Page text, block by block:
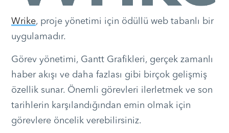
Wrike, proje yönetimi için ödüllü web tabanlı bir
uygulamadır.
Görev yönetimi, Gantt Grafikleri, gerçek zamanlı
haber akışı ve daha fazlası gibi birçok gelişmiş
özellik sunar. Önemli görevleri ilerletmek ve son
tarihlerin karşılandığından emin olmak için
görevlere öncelik verebilirsiniz.